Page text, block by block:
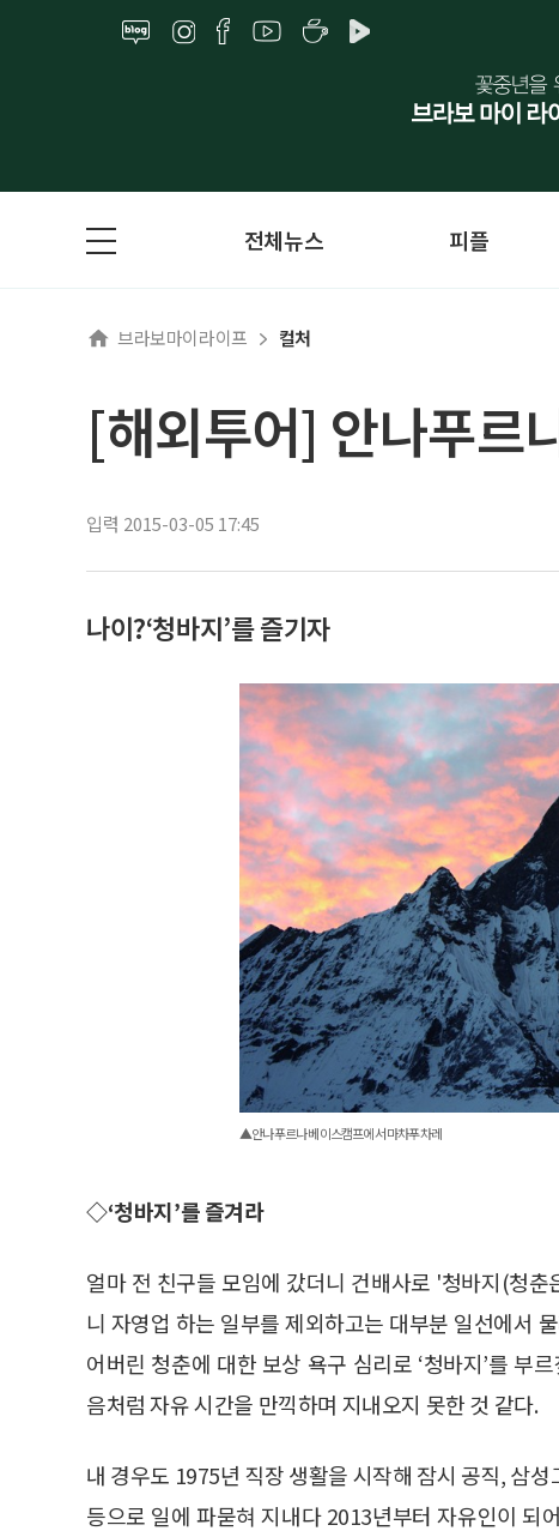
전체뉴스 피플
브라보마이라이프 컬처
[해외투어] 안나푸르
입력 2015-03-05 17:45
나이?‘청바지’를 즐기자
▲안나푸르나 베이스캠프에서 마차푸차레
◇‘청바지’를 즐겨라
얼마 전 친구들 모임에 갔더니 건배사로 '청바지(청
니 자영업 하는 일부를 제외하고는 대부분 일선에서
어버린 청춘에 대한 보상 욕구 심리로 ‘청바지’를 부
음처럼 자유 시간을 만끽하며 지내오지 못한 것 같다.
내 경우도 1975년 직장 생활을 시작해 잠시 공직, 삼
등으로 일에 파묻혀 지내다 2013년부터 자유인이 되